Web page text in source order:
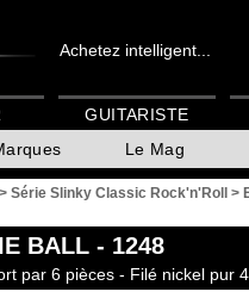
Achetez intelligent...
Le Mag
GUITARISTE
> Série Slinky Classic Rock'n'Roll >
BALL - 1248
par 6 pièces - Filé nickel pur